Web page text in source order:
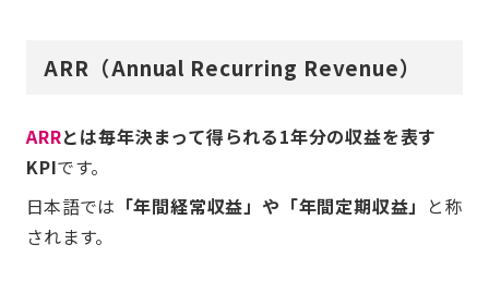
ARR（Annual Recurring Revenue）
ARRとは毎年決まって得られる1年分の収益を表す
KPIです。
日本語では 「年間経常収益」や「年間定期収益」 と称
されます。